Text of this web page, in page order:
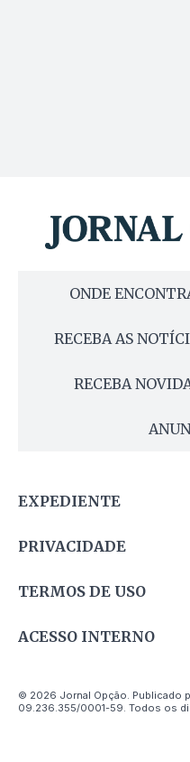
ONDE
RECEBA AS
RECEBA
EXPEDIENTE
PRIVACIDADE
TERMOS DE USO
ACESSO INTERNO
© 2026 Jornal Opção. Publicado
09.236.355/0001-59. Todos os